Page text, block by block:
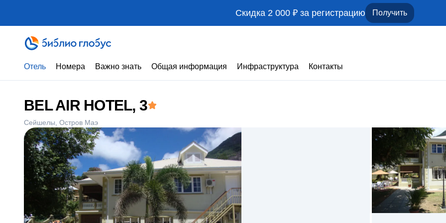
Скидка 2 000 ₽ за регистрацию Получить
Отель Номера Важно знать Общая информация Инфраструктура Контакты
BEL AIR HOTEL, 3
Сейшелы Остров Маэ